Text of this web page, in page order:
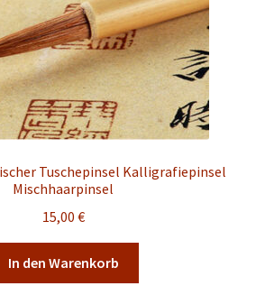
Tuschepinsel Kalligrafiepinsel
Mischhaarpinsel
15,00 €
In den Warenkorb